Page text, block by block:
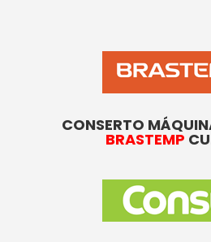
CONSERTO
BRASTEMP